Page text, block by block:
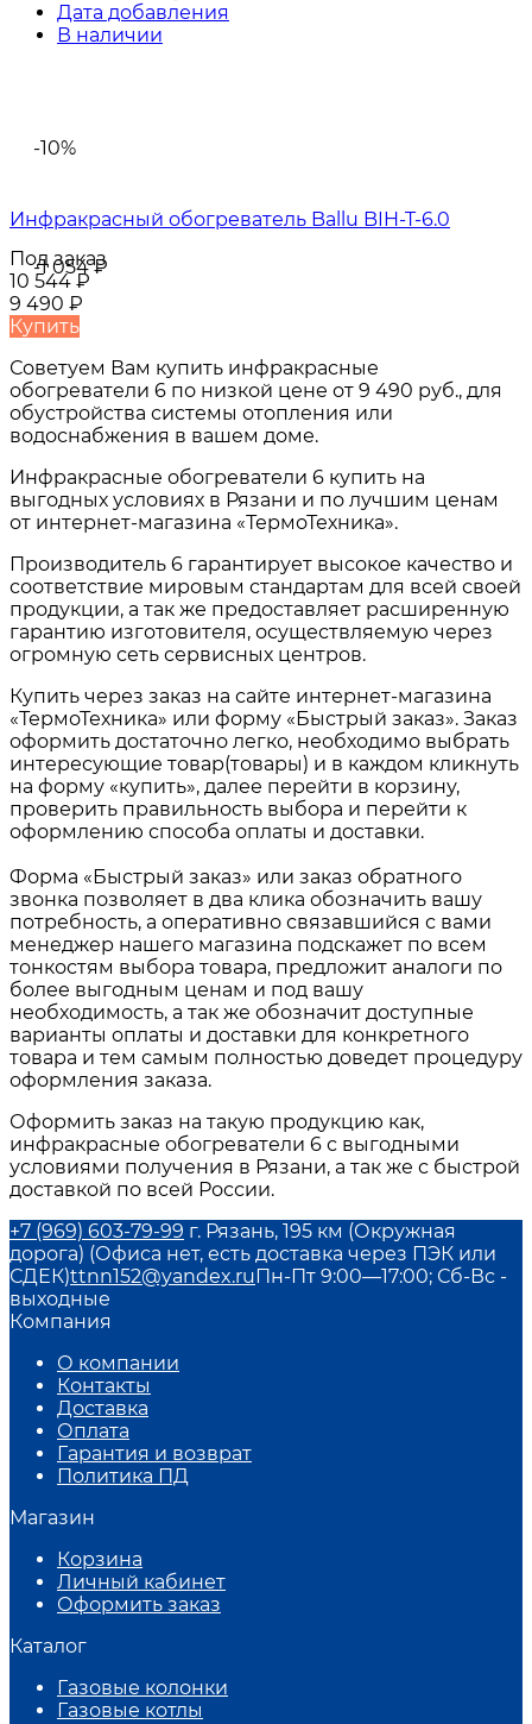
Дата добавления
В наличии
-10%
-1 054₽
Инфракрасный обогреватель Ballu BIH-T-6.0
Под заказ
10 544₽
9 490 ₽
Купить
Советуем Вам купить инфракрасные
обогреватели 6 по низкой цене от 9 490 руб., для
обустройства системы отопления или
водоснабжения в вашем доме.
Инфракрасные обогреватели 6 купить на
выгодных условиях в Рязани и по лучшим ценам
от интернет-магазина «ТермоТехника».
Производитель 6 гарантирует высокое качество и
соответствие мировым стандартам для всей своей
продукции, а так же предоставляет расширенную
гарантию изготовителя, осуществляемую через
огромную сеть сервисных центров.
Купить через заказ на сайте интернет-магазина
«ТермоТехника» или форму «Быстрый заказ». Заказ
оформить достаточно легко, необходимо выбрать
интересующие товар(товары) и в каждом кликнуть
на форму «купить», далее перейти в корзину,
проверить правильность выбора и перейти к
оформлению способа оплаты и доставки.
Форма «Быстрый заказ» или заказ обратного
звонка позволяет в два клика обозначить вашу
потребность, а оперативно связавшийся с вами
менеджер нашего магазина подскажет по всем
тонкостям выбора товара, предложит аналоги по
более выгодным ценам и под вашу
необходимость, а так же обозначит доступные
варианты оплаты и доставки для конкретного
товара и тем самым полностью доведет процедуру
оформления заказа.
Оформить заказ на такую продукцию как,
инфракрасные обогреватели 6 с выгодными
условиями получения в Рязани, а так же с быстрой
доставкой по всей России.
+7 (969) 603-79-99 г. Рязань, 195 км (Окружная
дорога) (Офиса нет, есть доставка через ПЭК или
СДЕК)ttnn152@yandex.ruПн-Пт 9:00—17:00; Сб-Вс -
выходные
Компания
О компании
Контакты
Доставка
Оплата
Гарантия и возврат
Политика ПД
Магазин
Корзина
Личный кабинет
Оформить заказ
Каталог
Газовые колонки
Газовые котлы